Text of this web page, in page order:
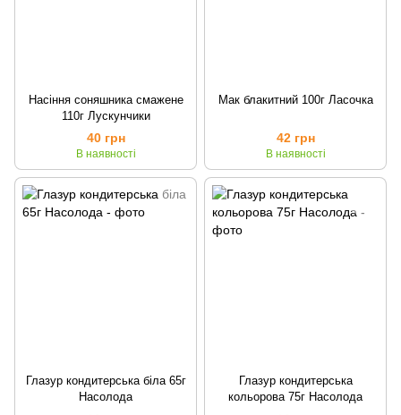
Насіння соняшника смажене
110г Лускунчики
40 грн
В наявності
Мак блакитний 100г Ласочка
42 грн
В наявності
Глазур кондитерська біла 65г
Насолода
Глазур кондитерська
кольорова 75г Насолода